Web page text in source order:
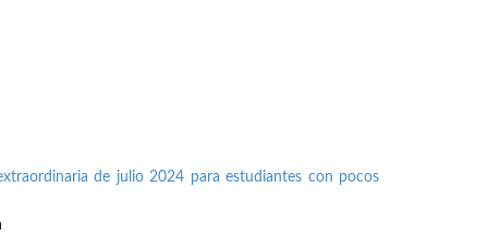
de julio 2024 para estudiantes con pocos